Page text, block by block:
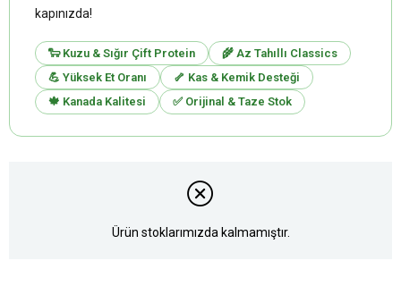
kapınızda!
🐑 Kuzu & Sığır Çift Protein
🌾 Az Tahıllı Classics
💪 Yüksek Et Oranı
🦴 Kas & Kemik Desteği
🍁 Kanada Kalitesi
✅ Orijinal & Taze Stok
Ürün stoklarımızda kalmamıştır.